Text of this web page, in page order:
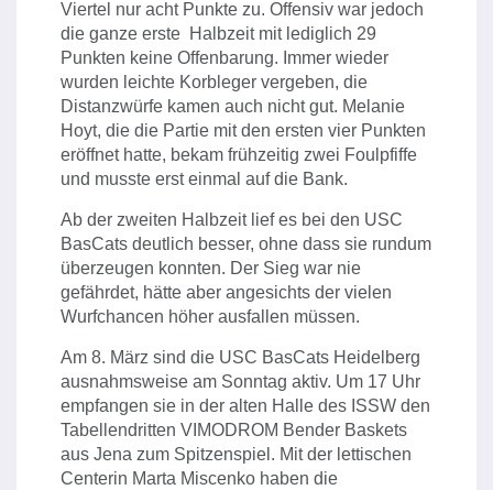
Viertel nur acht Punkte zu. Offensiv war jedoch
die ganze erste Halbzeit mit lediglich 29
Punkten keine Offenbarung. Immer wieder
wurden leichte Korbleger vergeben, die
Distanzwürfe kamen auch nicht gut. Melanie
Hoyt, die die Partie mit den ersten vier Punkten
eröffnet hatte, bekam frühzeitig zwei Foulpfiffe
und musste erst einmal auf die Bank.
Ab der zweiten Halbzeit lief es bei den USC
BasCats deutlich besser, ohne dass sie rundum
überzeugen konnten. Der Sieg war nie
gefährdet, hätte aber angesichts der vielen
Wurfchancen höher ausfallen müssen.
Am 8. März sind die USC BasCats Heidelberg
ausnahmsweise am Sonntag aktiv. Um 17 Uhr
empfangen sie in der alten Halle des ISSW den
Tabellendritten VIMODROM Bender Baskets
aus Jena zum Spitzenspiel. Mit der lettischen
Centerin Marta Miscenko haben die